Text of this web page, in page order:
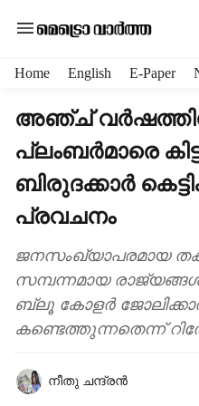
Home English E-Paper
അഞ്ച്
പ്ലംബർമാരെ
ബിരുദക്കാർ
പ്രവചനം
ജനസംഖ്യാപരമായ
സമ്പന്നമായ
ബ്ലൂ കോളർ
കണ്ടെത്തുന്നതെന്ന്
നീതു ചന്ദ്രൻ